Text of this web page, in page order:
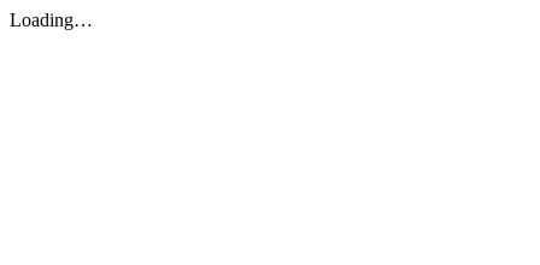
Loading…